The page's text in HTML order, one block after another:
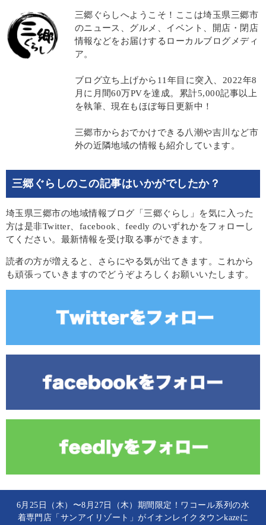
三郷ぐらしへようこそ！ここは埼玉県三郷市
のニュース、グルメ、イベント、開店・閉店
情報などをお届けするローカルブログメディ
ア。
ブログ立ち上げから11年目に突入、2022年8
月に月間60万PVを達成。累計5,000記事以上
を執筆、現在もほぼ毎日更新中！
三郷市からおでかけできる八潮や吉川など市
外の近隣地域の情報も紹介しています。
三郷ぐらしのこの記事はいかがでしたか？
埼玉県三郷市の地域情報ブログ「三郷ぐらし」を気に入った
方は是非Twitter、facebook、feedly のいずれかをフォローし
てください。最新情報を受け取る事ができます。
読者の方が増えると、さらにやる気が出てきます。これから
も頑張っていきますのでどうぞよろしくお願いいたします。
6月25日（木）〜8月27日（木）期間限定！ワコール系列の水
着専門店「サンアイリゾート」がイオンレイクタウンkazeに